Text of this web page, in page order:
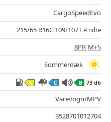
CargoSpeedEvo
215/65 R16C 109/107T Ændre
8PR M+S
Sommerdæk
C C B 73 db
Varevogn/MPV
3528701012704